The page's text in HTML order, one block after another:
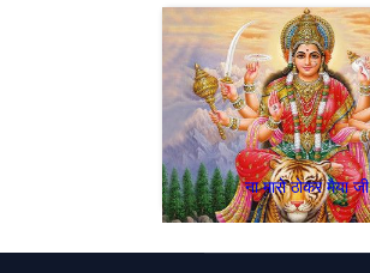
ना मारो ठोकर मैया जी